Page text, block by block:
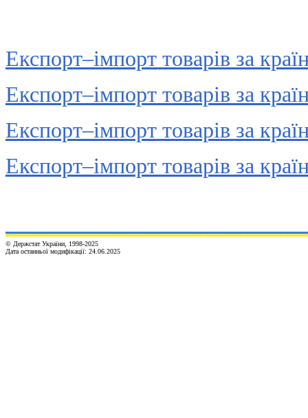
Експорт–імпорт товарів за
Експорт–імпорт товарів за
Експорт–імпорт товарів за
Експорт–імпорт товарів за
© Держстат України, 1998-2025
Дата останньої модифікації: 24.06.2025